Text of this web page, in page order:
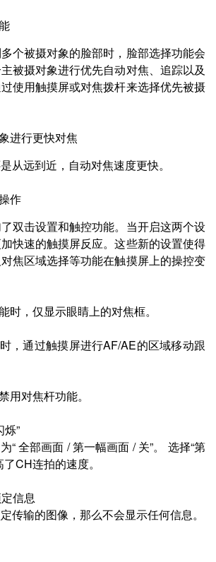
个被摄对象的脸部时，脸部选择功能会
被摄对象进行优先自动对焦、追踪以及
使用触摸屏或对焦拨杆来选择优先被摄
进行更快对焦
从远到近，自动对焦速度更快。
作
双击设置和触控功能。当开启这两个设
快速的触摸屏反应。这些新的设置使得
焦区域选择等功能在触摸屏上的操控变
时，仅显示眼睛上的对焦框。
，通过触摸屏进行AF/AE的区域移动跟
用对焦杆功能。
烁”
“ 全部画面 / 第一幅画面 / 关”。 选择“第
CH连拍的速度。
信息
传输的图像，那么不会显示任何信息。